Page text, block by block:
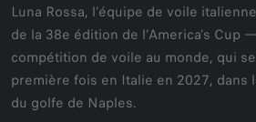
Luna Rossa, l’équipe de voile
de la 38e édition de l’America’s
compétition de voile au monde, qui
première fois en Italie en 2027, dans
du golfe de Naples.